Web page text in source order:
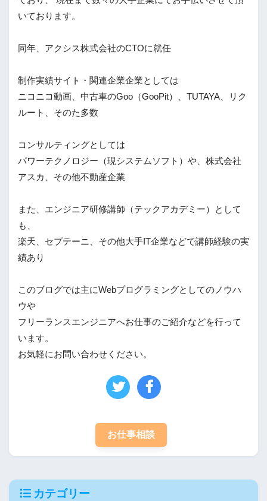
いております。
同年、アクシス株式会社のCTOに就任
制作実績サイト・関連企業企業としては
ニコニコ動画、中古車のGoo（GooPit）、TUTAYA、リク
ルート、そのた多数
コンサルティングとしては
パワーテクノロジー（現システムソフト）や、株式会社
アスカ、その他不動産企業
また、エンジニア研修講師（テックアカデミー）として
も、
楽天、セプテーニ、その他大手IT企業などで講師経験の実
績あり
このブログでは主にWebプログラミングとしてのノウハ
ウや
フリーランスエンジニアへお仕事のご紹介などを行って
います。
お気軽にお問い合わせください。
お仕事相談
カテゴリー